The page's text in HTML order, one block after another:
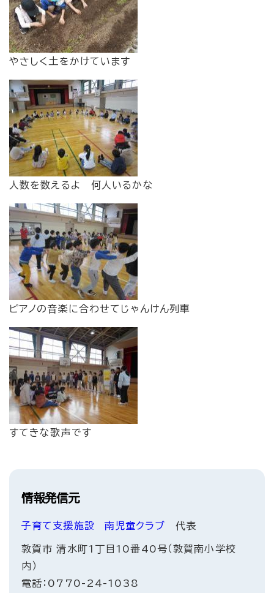
やさしく土をかけています
人数を数えるよ 何人いるかな
ピアノの音楽に合わせてじゃんけん列車
すてきな歌声です
情報発信元
子育て支援施設 南児童クラブ 代表
敦賀市 清水町1丁目10番40号（敦賀南小学校
内）
電話：0770-24-1038